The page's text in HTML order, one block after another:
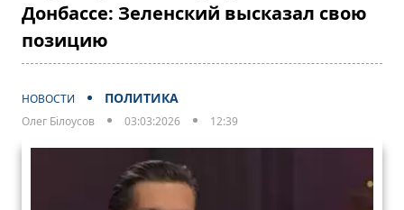
Донбассе: Зеленский высказал свою
позицию
НОВОСТИ ПОЛИТИКА
Олег Білоусов 03:03:2026 12:39